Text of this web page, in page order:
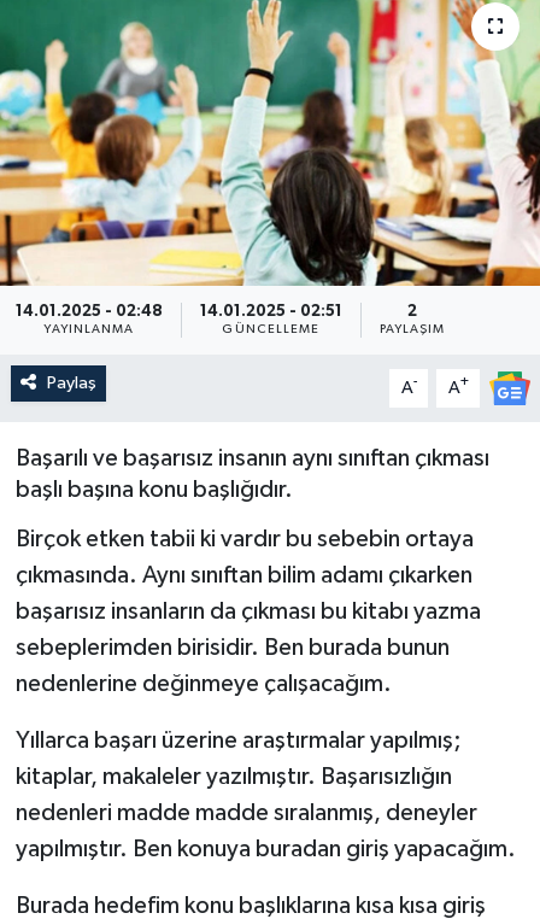
14.01.2025 - 02:48
YAYINLANMA
14.01.2025 - 02:51
GÜNCELLEME
2
PAYLAŞIM
Paylaş A- A+
Başarılı ve başarısız insanın aynı sınıftan çıkması
başlı başına konu başlığıdır.
Birçok etken tabii ki vardır bu sebebin ortaya
çıkmasında. Aynı sınıftan bilim adamı çıkarken
başarısız insanların da çıkması bu kitabı yazma
sebeplerimden birisidir. Ben burada bunun
nedenlerine değinmeye çalışacağım.
Yıllarca başarı üzerine araştırmalar yapılmış;
kitaplar, makaleler yazılmıştır. Başarısızlığın
nedenleri madde madde sıralanmış, deneyler
yapılmıştır. Ben konuya buradan giriş yapacağım.
Burada hedefim konu başlıklarına kısa kısa giriş